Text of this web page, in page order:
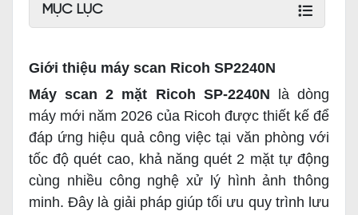
MỤC LỤC
Giới thiệu máy scan Ricoh SP2240N
Máy scan 2 mặt Ricoh SP-2240N
là dòng
máy mới năm 2026 của Ricoh được thiết kế để
đáp ứng hiệu quả công việc tại văn phòng với
tốc độ quét cao, khả năng quét 2 mặt tự động
cùng nhiều công nghệ xử lý hình ảnh thông
minh. Đây là giải pháp giúp tối ưu quy trình lưu